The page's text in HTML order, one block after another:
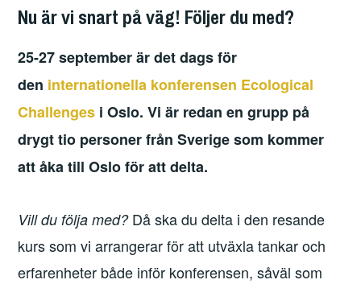
Nu är vi snart på väg! Följer du med?
25-27 september är det dags för
den internationella konferensen Ecological
Challenges i Oslo. Vi är redan en grupp på
drygt tio personer från Sverige som kommer
att åka till Oslo för att delta.
Vill du följa med?Då ska du delta i den resande
kurs som vi arrangerar för att utväxla tankar och
erfarenheter både inför konferensen, såväl som